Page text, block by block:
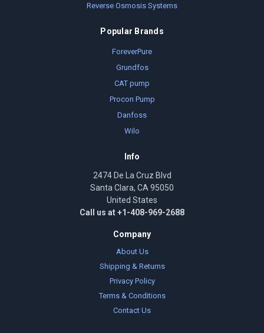
Reverse Osmosis Systems
Popular Brands
ForeverPure
Grundfos
CAT pump
Procon Pump
Danfoss
Wilo
Info
2474 De La Cruz Blvd
Santa Clara, CA 95050
United States
Call us at +1-408-969-2688
Company
About Us
Shipping & Returns
Privacy Policy
Terms & Conditions
Contact Us